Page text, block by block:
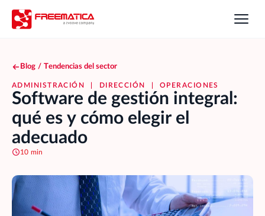
Blog / Tendencias del sector
ADMINISTRACIÓN DIRECCIÓN OPERACIONES
Software de gestión integral:
qué es y cómo elegir el
adecuado
10 min